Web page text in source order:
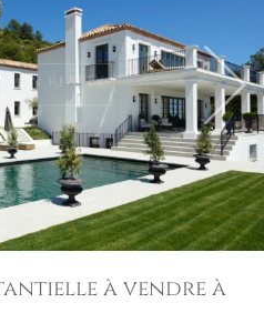
Next
à vendre à